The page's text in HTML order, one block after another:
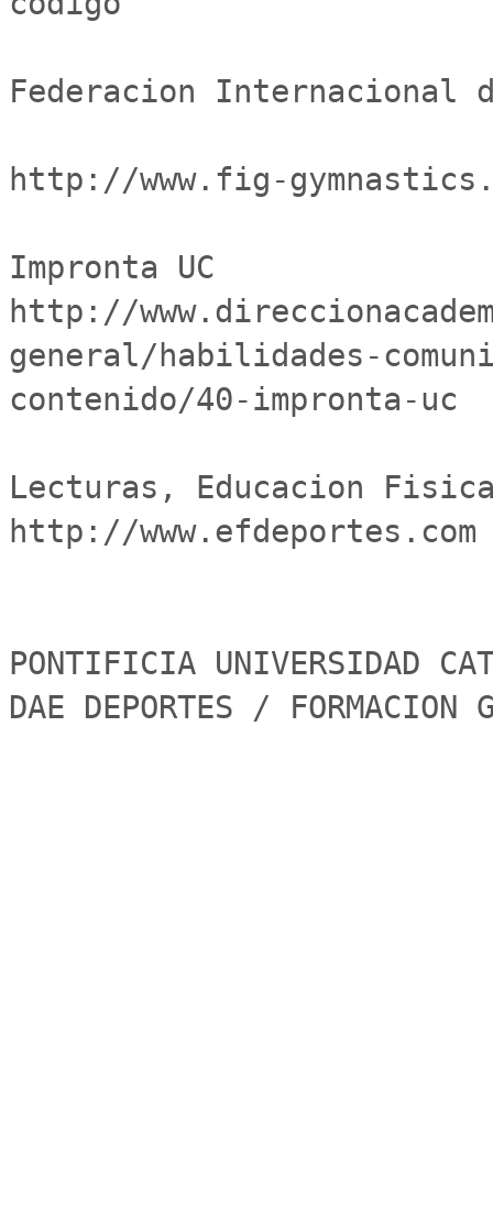
Federacion Internacional
http://www.fig-
Impronta UC
http://
general/habilidades-
contenido/40-impronta-uc
Lecturas, Educacion
http://www.efdeportes.com
PONTIFICIA UNIVERSIDAD
DAE DEPORTES /